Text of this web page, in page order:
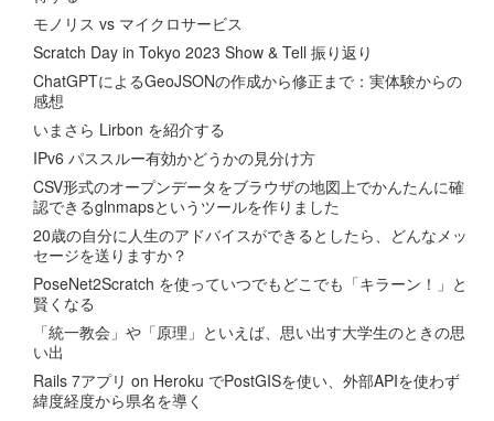
モノリス vs マイクロサービス
Scratch Day in Tokyo 2023 Show & Tell 振り返り
ChatGPTによるGeoJSONの作成から修正まで：実体験からの
感想
いまさら Lirbon を紹介する
IPv6 パススルー有効かどうかの見分け方
CSV形式のオープンデータをブラウザの地図上でかんたんに確
認できるglnmapsというツールを作りました
20歳の自分に人生のアドバイスができるとしたら、どんなメッ
セージを送りますか？
PoseNet2Scratch を使っていつでもどこでも「キラーン！」と
賢くなる
「統一教会」や「原理」といえば、思い出す大学生のときの思
い出
Rails 7アプリ on Heroku でPostGISを使い、外部APIを使わず
緯度経度から県名を導く